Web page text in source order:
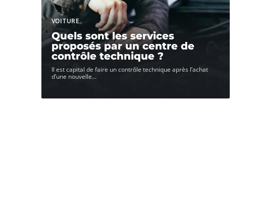
VOITURE
Quels sont les services
proposés par un centre de
contrôle technique ?
Il est capital de faire un contrôle technique après l’achat
d’une nouvelle…